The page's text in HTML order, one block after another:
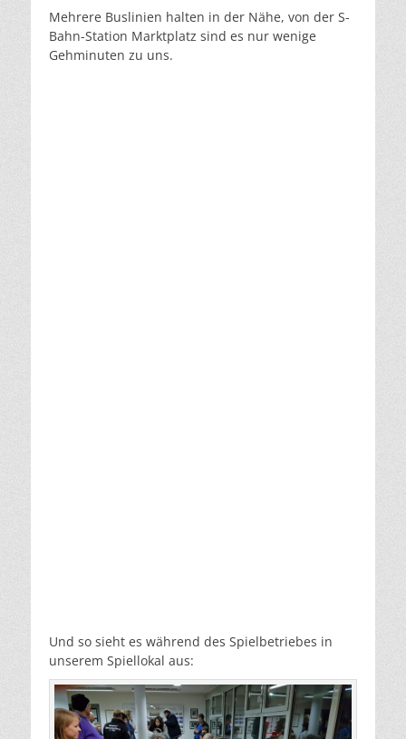
Mehrere Buslinien halten in der Nähe, von der S-
Bahn-Station Marktplatz sind es nur wenige
Gehminuten zu uns.
Und so sieht es während des Spielbetriebes in
unserem Spiellokal aus: